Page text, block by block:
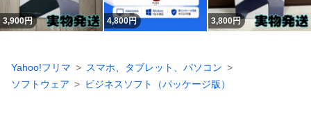
3,900円 4,800円 3,800円
Yahoo!フリマ
スマホ、タブレット、パソコン
ソフトウェア
ビジネスソフト（パッケージ版）